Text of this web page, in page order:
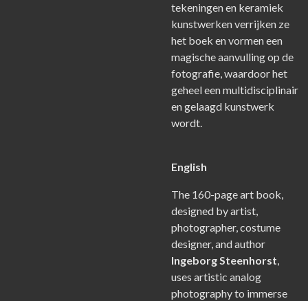
tekeningen en keramiek
kunstwerken verrijken ze
het boek en vormen een
magische aanvulling op de
fotografie, waardoor het
geheel een multidisciplinair
en gelaagd kunstwerk
wordt.
English
The 160-page art book,
designed by artist,
photographer, costume
designer, and author
Ingeborg Steenhorst,
uses artistic analog
photography to immerse